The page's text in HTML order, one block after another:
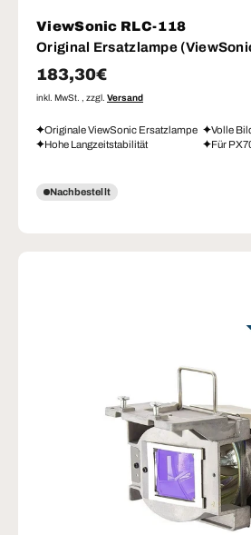
ViewSonic RLC-118
Original Ersatzlampe
Normaler Preis
183,30€
inkl. MwSt. , zzgl. Versand
Originale ViewSonic Ersatzlampe
Volle
Hohe Langzeitstabilität
Für
Nachbestellt